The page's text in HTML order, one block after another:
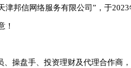
邦信网络服务有限公司”，于
！
盘手、投资理财及代理合作商